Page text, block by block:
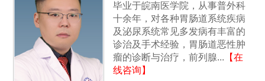
毕业于皖南医学院，从事普外科
十余年，对各种胃肠道系统疾病
及泌尿系统常见多发病有丰富的
诊治及手术经验，胃肠道恶性肿
瘤的诊断与治疗，前列腺... 【在
线咨询】